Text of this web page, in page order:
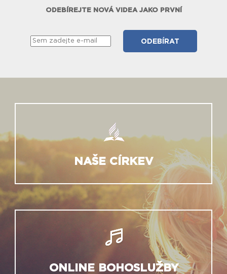
ODEBÍREJTE NOVÁ VIDEA JAKO PRVNÍ
NAŠE CÍRKEV
ONLINE BOHOSLUŽBY